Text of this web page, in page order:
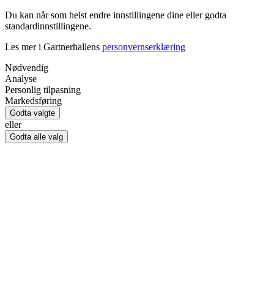
Du kan når som helst endre innstillingene dine eller godta
standardinnstillingene.
Les mer i Gartnerhallens personvernserklæring
Nødvendig
Analyse
Personlig tilpasning
Markedsføring
Godta valgte
eller
Godta alle valg